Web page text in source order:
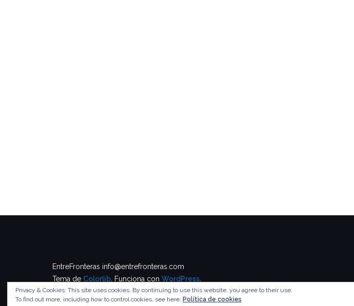
EntreFronteras info@entrefronteras.com
Tema de Colorlib . Funciona con WordPress
Privacy & Cookies: This site uses cookies. By continuing to use this website, you agree to their use.
To find out more, including how to control cookies, see here: Política de cookies